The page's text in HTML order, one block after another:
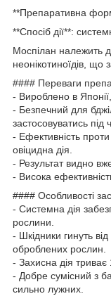
**Препаративна
**Спосіб дії**:
Моспілан належить
неонікотиноїдів, що
#### Переваги
- Вироблено в Японії,
- Безпечний для
застосовуватись під
- Ефективність
овіцидна дія.
- Результат видно
- Висока
#### Особливості
- Системна дія
рослини.
- Шкідники гинуть
оброблених рослин.
- Захисна дія триває
- Добре сумісний з
сильно лужних.